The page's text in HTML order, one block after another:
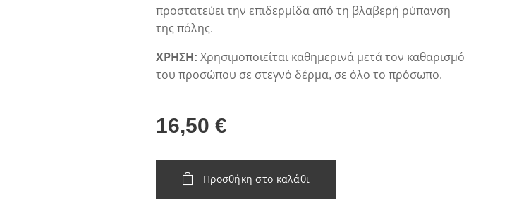
προστατεύει την επιδερμίδα από τη βλαβερή ρύπανση
της πόλης.
ΧΡΗΣΗ: Χρησιμοποιείται καθημερινά μετά τον καθαρισμό
του προσώπου σε στεγνό δέρμα, σε όλο το πρόσωπο.
16,50 €
Προσθήκη στο καλάθι